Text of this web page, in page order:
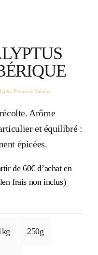
Péninsule Ibérique
Arôme
et équilibré :
épicées.
de 60€ d’achat en
frais non inclus)
250g